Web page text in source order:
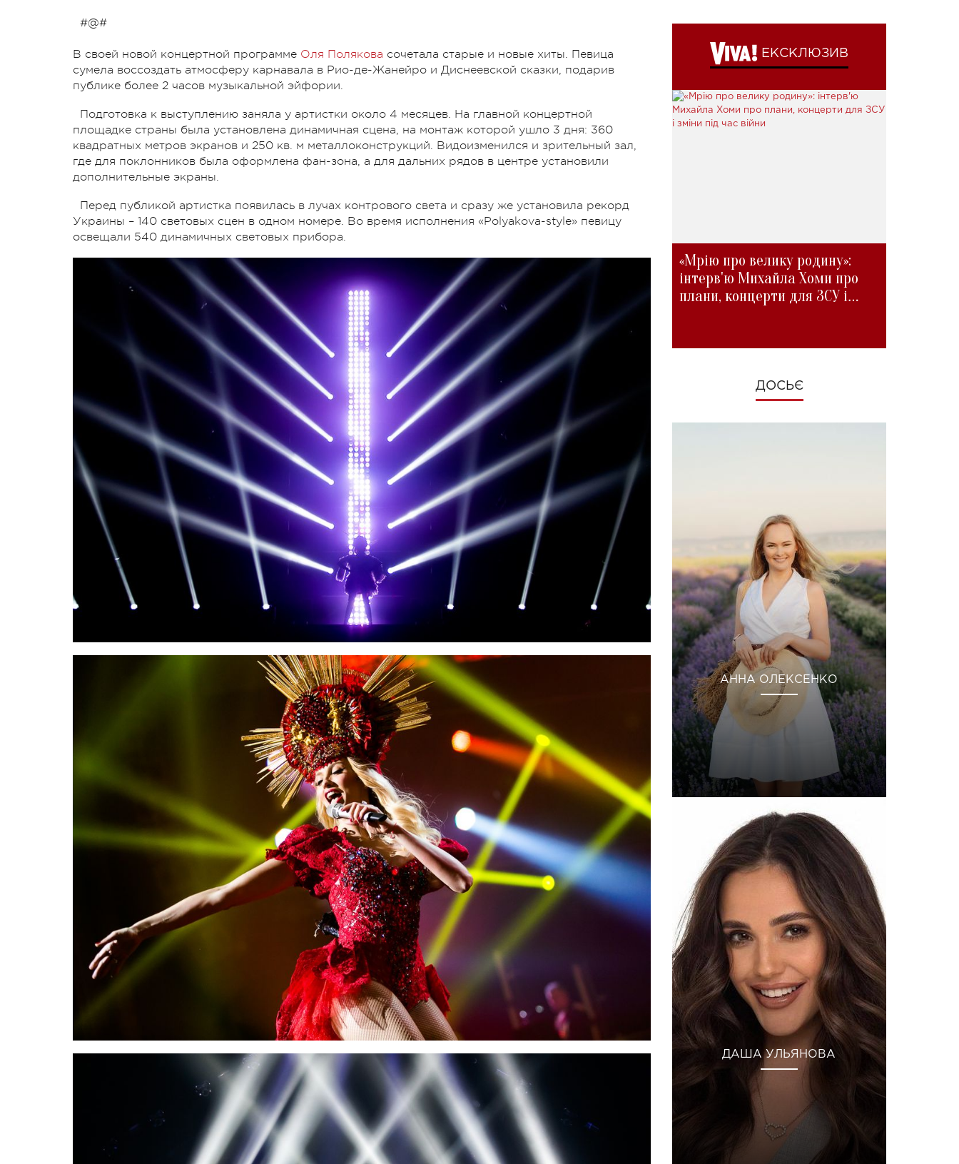
#@#
В своей новой концертной программе Оля Полякова сочетала старые и новые хиты. Певица
сумела воссоздать атмосферу карнавала в Рио-де-Жанейро и Диснеевской сказки, подарив
публике более 2 часов музыкальной эйфории.
Подготовка к выступлению заняла у артистки около 4 месяцев. На главной концертной
площадке страны была установлена динамичная сцена, на монтаж которой ушло 3 дня: 360
квадратных метров экранов и 250 кв. м металлоконструкций. Видоизменился и зрительный зал,
где для поклонников была оформлена фан-зона, а для дальних рядов в центре установили
дополнительные экраны.
Перед публикой артистка появилась в лучах контрового света и сразу же установила рекорд
Украины – 140 световых сцен в одном номере. Во время исполнения «Polyakova-style» певицу
освещали 540 динамичных световых прибора.
ЕКСКЛЮЗИВ
«Мрію про велику родину»:
інтерв'ю Михайла Хоми про
плани, концерти для ЗСУ і
ДОСЬЄ
АННА ОЛЕКСЕНКО
ДАША УЛЬЯНОВА